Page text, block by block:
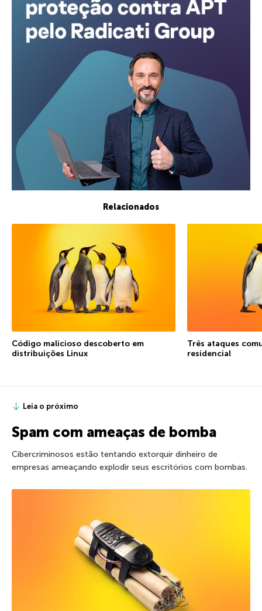
Relacionados
Código malicioso descoberto em
distribuições Linux
Três ataques
residencial
Leia o próximo
Spam com ameaças de bomba
Cibercriminosos estão tentando extorquir dinheiro de
empresas ameaçando explodir seus escritórios com bombas.